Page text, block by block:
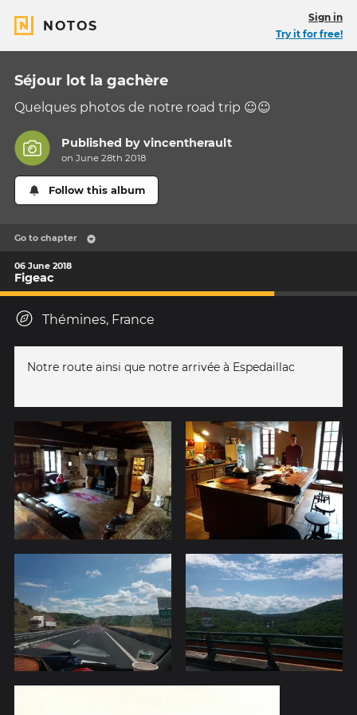
NOTOS
Sign in
Try it for free!
Séjour lot la gachère
Quelques photos de notre road trip ☺☺
Published byvincentherault
on June 28th 2018
Follow this album
Go to chapter
06 June 2018
Figeac
Thémines, France
Notre route ainsi que notre arrivée à Espedaillac